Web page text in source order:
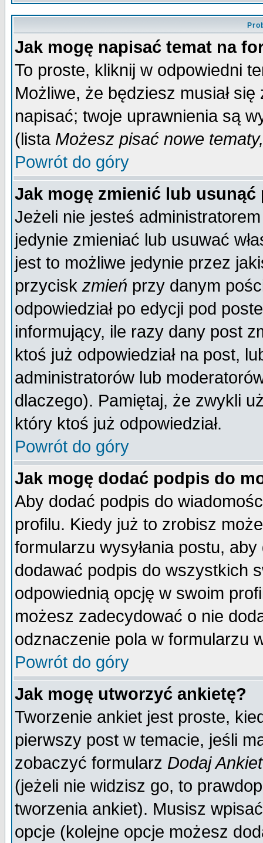
Jak mogę napisać temat na
To proste, kliknij w odpowiedni
Możliwe, że będziesz musiał
napisać; twoje uprawnienia są
(lista Możesz pisać nowe
Powrót do góry
Jak mogę zmienić lub usunąć
Jeżeli nie jesteś
jedynie zmieniać lub usuwać
jest to możliwe jedynie przez
przycisk zmień przy danym
odpowiedział po edycji pod
informujący, ile razy dany post
ktoś już odpowiedział na post,
administratorów lub
dlaczego). Pamiętaj, że zwykli
który ktoś już odpowiedział.
Powrót do góry
Jak mogę dodać podpis do
Aby dodać podpis do
profilu. Kiedy już to zrobisz
formularzu wysyłania postu,
dodawać podpis do wszystkich
odpowiednią opcję w swoim
możesz zadecydować o nie
odznaczenie pola w formularzu
Powrót do góry
Jak mogę utworzyć ankietę?
Tworzenie ankiet jest proste,
pierwszy post w temacie, jeśli
zobaczyć formularz Dodaj
(jeżeli nie widzisz go, to
tworzenia ankiet). Musisz
opcje (kolejne opcje możesz